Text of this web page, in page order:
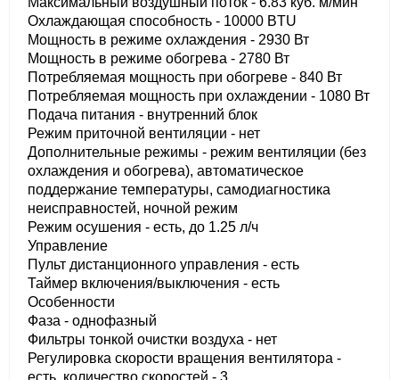
Охлаждающая способность - 10000 BTU
Мощность в режиме охлаждения - 2930 Вт
Мощность в режиме обогрева - 2780 Вт
Потребляемая мощность при обогреве - 840 Вт
Потребляемая мощность при охлаждении - 1080 Вт
Подача питания - внутренний блок
Режим приточной вентиляции - нет
Дополнительные режимы - режим вентиляции (без
охлаждения и обогрева), автоматическое
поддержание температуры, самодиагностика
неисправностей, ночной режим
Режим осушения - есть, до 1.25 л/ч
Управление
Пульт дистанционного управления - есть
Таймер включения/выключения - есть
Особенности
Фаза - однофазный
Фильтры тонкой очистки воздуха - нет
Регулировка скорости вращения вентилятора -
есть, количество скоростей - 3